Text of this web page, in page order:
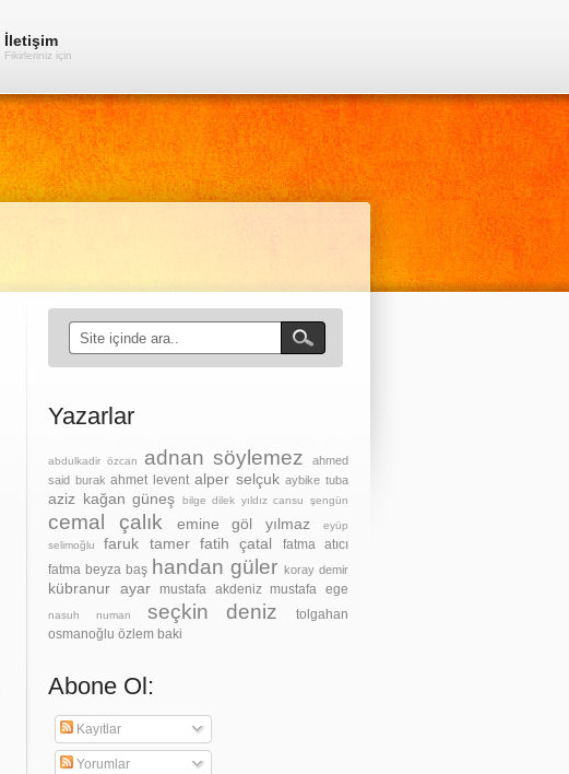
İletişim
Fikirleriniz için
Yazarlar
abdulkadir özcan adnan söylemez
ahmed
said burak ahmet levent alper selçuk aybike tuba
aziz kağan güneş bilge dilek yıldız cansu şengün
cemal çalık emine göl yılmaz
eyüp
selimoğlu
faruk tamer fatih çatal
fatma atıcı
fatma beyza baş handan güler koray demir
kübranur ayar mustafa akdeniz mustafa ege
nasuh numan seçkin deniz
tolgahan
osmanoğlu özlem baki
Abone Ol:
Kayıtlar
Yorumlar